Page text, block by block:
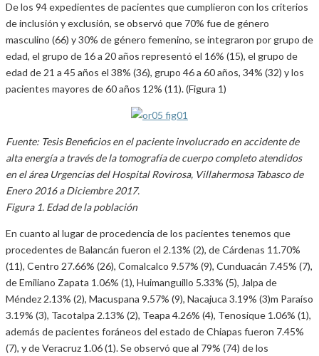
De los 94 expedientes de pacientes que cumplieron con los criterios
de inclusión y exclusión, se observó que 70% fue de género
masculino (66) y 30% de género femenino, se integraron por grupo de
edad, el grupo de 16 a 20 años representó el 16% (15), el grupo de
edad de 21 a 45 años el 38% (36), grupo 46 a 60 años, 34% (32) y los
pacientes mayores de 60 años 12% (11). (Figura 1)
Fuente: Tesis Beneficios en el paciente involucrado en accidente de
alta energía a través de la tomografía de cuerpo completo atendidos
en el área Urgencias del Hospital Rovirosa, Villahermosa Tabasco de
Enero 2016 a Diciembre 2017.
Figura 1. Edad de la población
En cuanto al lugar de procedencia de los pacientes tenemos que
procedentes de Balancán fueron el 2.13% (2), de Cárdenas 11.70%
(11), Centro 27.66% (26), Comalcalco 9.57% (9), Cunduacán 7.45% (7),
de Emiliano Zapata 1.06% (1), Huimanguillo 5.33% (5), Jalpa de
Méndez 2.13% (2), Macuspana 9.57% (9), Nacajuca 3.19% (3)m Paraíso
3.19% (3), Tacotalpa 2.13% (2), Teapa 4.26% (4), Tenosique 1.06% (1),
además de pacientes foráneos del estado de Chiapas fueron 7.45%
(7), y de Veracruz 1.06 (1). Se observó que al 79% (74) de los